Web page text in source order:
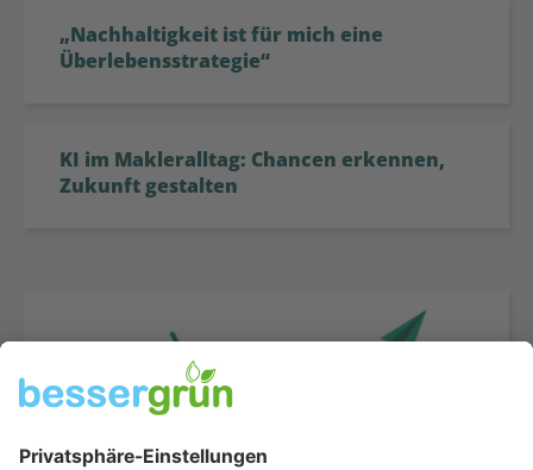
„Nachhaltigkeit ist für mich eine
Überlebensstrategie“
KI im Makleralltag: Chancen erkennen,
Zukunft gestalten